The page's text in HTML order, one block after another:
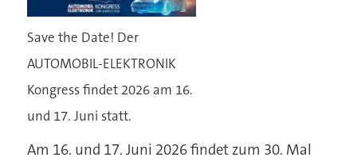
Save the Date! Der
AUTOMOBIL-ELEKTRONIK
Kongress findet 2026 am 16.
und 17. Juni statt.
Am 16. und 17. Juni 2026 findet zum 30. Mal